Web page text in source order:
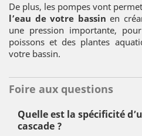
De plus, les pompes vont
l’eau de votre bassin en
une pression importante,
poissons et des plantes
votre bassin.
Foire aux questions
Quelle est la spécificité
cascade ?